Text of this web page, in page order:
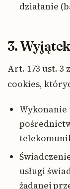
działanie
3.
Art. 173 ust. 3
cookies,
usługi
żądanej